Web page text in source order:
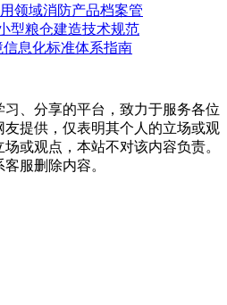
领域消防产品档案管
型粮仓建造技术规范
信息化标准体系指南
、分享的平台，致力于服务各位
提供，仅表明其个人的立场或观
或观点，本站不对该内容负责。
服删除内容。